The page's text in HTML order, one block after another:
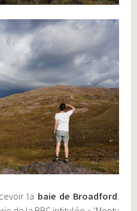
la baie de Broadford